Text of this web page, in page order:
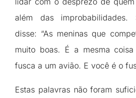
além das improbabilidades.
disse: “As meninas que
muito boas. É a mesma
fusca a um avião. E você é o
Estas palavras não foram